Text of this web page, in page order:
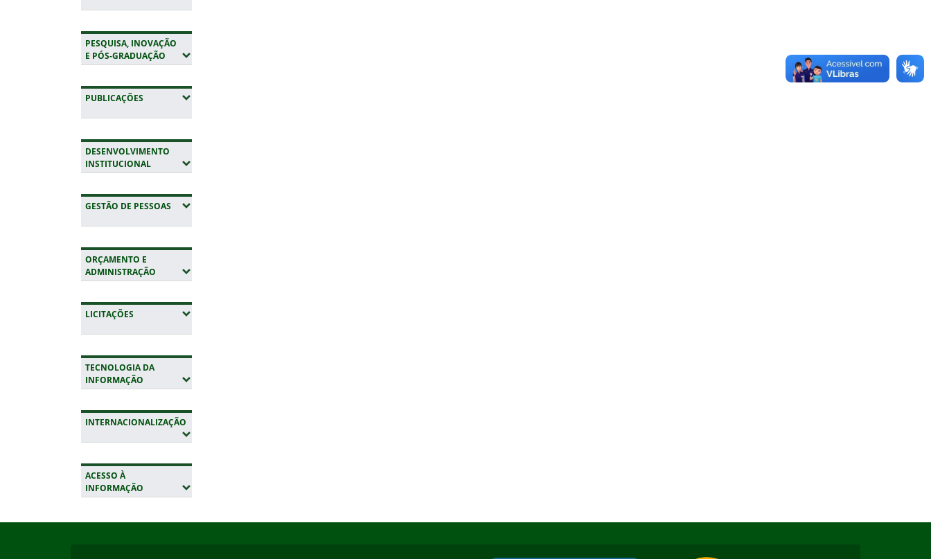
PESQUISA, INOVAÇÃO
E PÓS-GRADUAÇÃO (EXPANDIR SUBMENUS)
PUBLICAÇÕES (EXPANDIR SUBMENUS)
DESENVOLVIMENTO
INSTITUCIONAL(EXPANDIR SUBMENUS)
GESTÃO DE PESSOAS (EXPANDIR SUBMENUS)
ORÇAMENTO E
ADMINISTRAÇÃO (EXPANDIR SUBMENUS)
LICITAÇÕES (EXPANDIR SUBMENUS)
TECNOLOGIA DA
INFORMAÇÃO (EXPANDIR SUBMENUS)
INTERNACIONALIZAÇÃO
ACESSO À
INFORMAÇÃO (EXPANDIR SUBMENUS)